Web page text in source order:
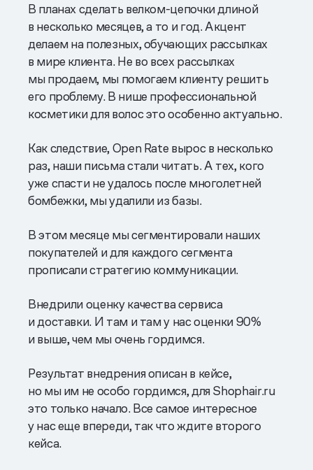
В планах сделать велком-цепочки длиной
в несколько месяцев, а то и год. Акцент
делаем на полезных, обучающих рассылках
в мире клиента. Не во всех рассылках
мы продаем, мы помогаем клиенту решить
его проблему. В нише профессиональной
косметики для волос это особенно актуально.
Как следствие, Open Rate вырос в несколько
раз, наши письма стали читать. А тех, кого
уже спасти не удалось после многолетней
бомбежки, мы удалили из базы.
В этом месяце мы сегментировали наших
покупателей и для каждого сегмента
прописали стратегию коммуникации.
Внедрили оценку качества сервиса
и доставки. И там и там у нас оценки 90%
и выше, чем мы очень гордимся.
Результат внедрения описан в кейсе,
но мы им не особо гордимся, для Shophair.ru
это только начало. Все самое интересное
у нас еще впереди, так что ждите второго
кейса.